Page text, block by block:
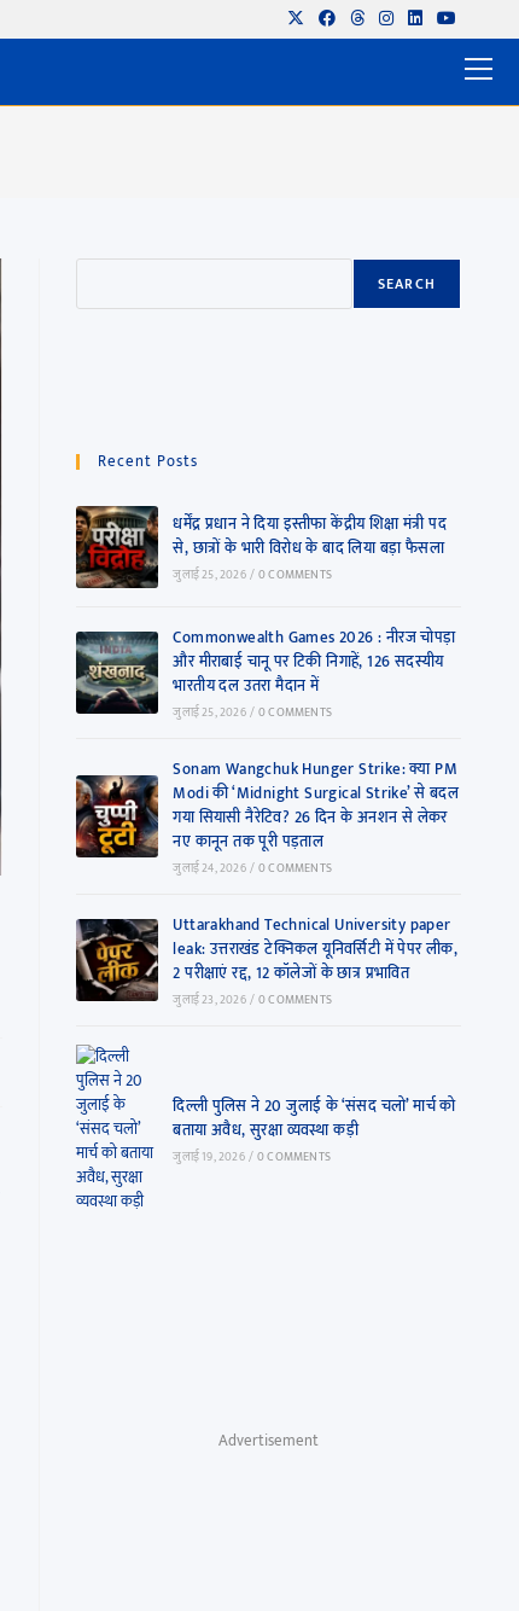
SEARCH
Recent Posts
धर्मेंद्र प्रधान ने दिया इस्तीफा केंद्रीय शिक्षा मंत्री पद
से, छात्रों के भारी विरोध के बाद लिया बड़ा फैसला
जुलाई 25, 2026 /0 COMMENTS
Commonwealth Games 2026 : नीरज चोपड़ा
और मीराबाई चानू पर टिकी निगाहें, 126 सदस्यीय
भारतीय दल उतरा मैदान में
जुलाई 25, 2026 /0 COMMENTS
Sonam Wangchuk Hunger Strike: क्या PM
Modi की ‘Midnight Surgical Strike’ से बदल
गया सियासी नैरेटिव? 26 दिन के अनशन से लेकर
नए कानून तक पूरी पड़ताल
जुलाई 24, 2026 /0 COMMENTS
Uttarakhand Technical University paper
leak: उत्तराखंड टेक्निकल यूनिवर्सिटी में पेपर लीक,
2 परीक्षाएं रद्द, 12 कॉलेजों के छात्र प्रभावित
जुलाई 23, 2026 /0 COMMENTS
दिल्ली पुलिस ने 20 जुलाई के ‘संसद चलो’ मार्च को
बताया अवैध, सुरक्षा व्यवस्था कड़ी
जुलाई 19, 2026 /0 COMMENTS
Advertisement